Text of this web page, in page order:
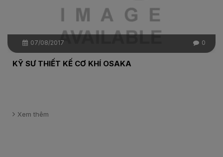
07/08/2017 0
KỸ SƯ THIẾT KẾ CƠ KHÍ OSAKA
Xem thêm